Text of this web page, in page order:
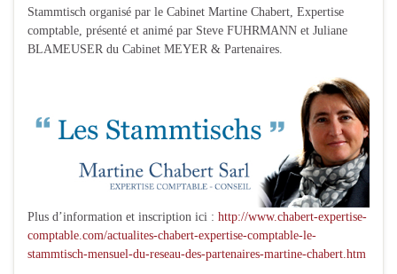
Stammtisch organisé par le Cabinet Martine Chabert, Expertise
comptable, présenté et animé par Steve FUHRMANN et Juliane
BLAMEUSER du Cabinet MEYER & Partenaires.
Plus d’information et inscription ici : http://www.chabert-expertise-
comptable.com/actualites-chabert-expertise-comptable-le-
stammtisch-mensuel-du-reseau-des-partenaires-martine-chabert.htm